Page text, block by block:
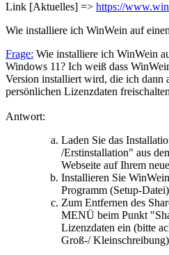
Link [Aktuelles] => https://
Wie installiere ich WinWein auf
Frage: Wie installiere ich WinWein
Windows 11? Ich weiß dass
Version installiert wird, die ich dann
persönlichen Lizenzdaten
Antwort:
Laden Sie das
/Erstinstallation" aus
Webseite auf Ihrem
Installieren Sie
Programm (Setup-
Zum Entfernen des
MENÜ beim Punkt
Lizenzdaten ein (bitte
Groß-/